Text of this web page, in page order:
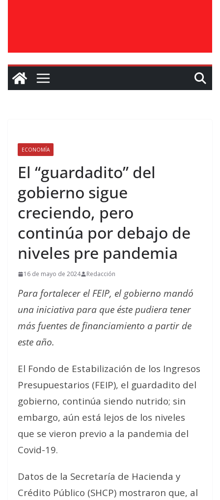
ECONOMÍA
El “guardadito” del
gobierno sigue
creciendo, pero
continúa por debajo de
niveles pre pandemia
16 de mayo de 2024 Redacción
Para fortalecer el FEIP, el gobierno mandó
una iniciativa para que éste pudiera tener
más fuentes de financiamiento a partir de
este año.
El Fondo de Estabilización de los Ingresos
Presupuestarios (FEIP), el guardadito del
gobierno, continúa siendo nutrido; sin
embargo, aún está lejos de los niveles
que se vieron previo a la pandemia del
Covid-19.
Datos de la Secretaría de Hacienda y
Crédito Público (SHCP) mostraron que, al